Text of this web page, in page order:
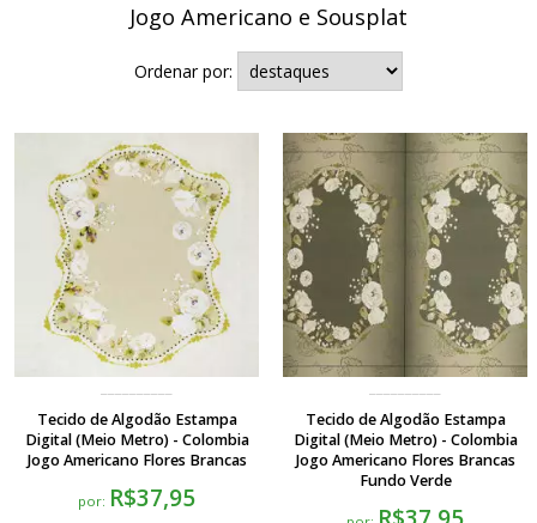
Jogo Americano e Sousplat
Ordenar por:
Tecido de Algodão Estampa
Digital (Meio Metro) - Colombia
Jogo Americano Flores Brancas
por: R$37,95
Tecido de Algodão Estampa
Digital (Meio Metro) - Colombia
Jogo Americano Flores Brancas
Fundo Verde